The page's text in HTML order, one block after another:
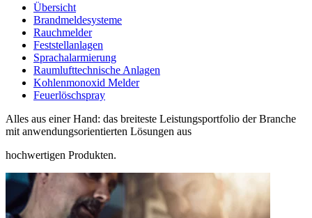
Übersicht
Brandmeldesysteme
Rauchmelder
Feststellanlagen
Sprachalarmierung
Raumlufttechnische Anlagen
Kohlenmonoxid Melder
Feuerlöschspray
Alles aus einer Hand: das breiteste Leistungsportfolio der Branche
mit anwendungsorientierten Lösungen aus
hochwertigen Produkten.